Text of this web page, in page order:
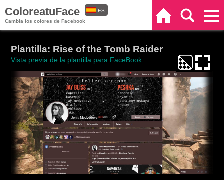
ColoreatuFace
Cambia los colores de Facebook
ES
Plantilla: Rise of the Tomb Raider
Vista previa de la plantilla para FaceBook